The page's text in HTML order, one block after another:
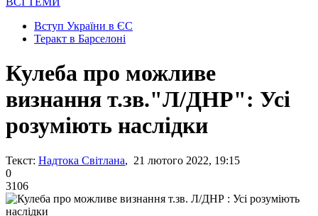
Вступ України в ЄС
Теракт в Барселоні
Кулеба про можливе
визнання т.зв."Л/ДНР": Усі
розуміють наслідки
Текст: Надтока Світлана, 21 лютого 2022, 19:15
0
3106